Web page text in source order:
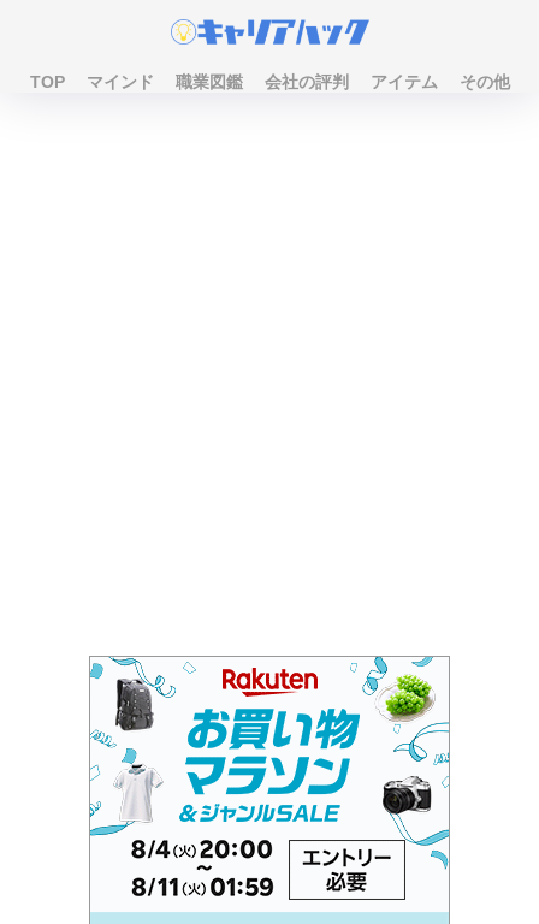
TOP マインド 職業図鑑 会社の評判 アイテム その他